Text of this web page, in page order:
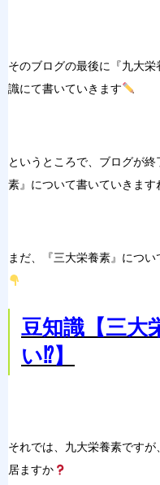
そのブログの最後に『九大
識にて書いていきます
というところで、ブログが
素』について書いていきます
まだ、『三大栄養素』につ
豆知識【三大
い⁉︎】
それでは、九大栄養素です
居ますか